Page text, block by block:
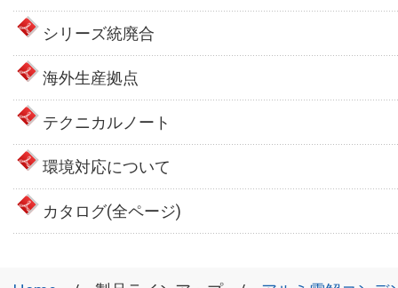
シリーズ統廃合
海外生産拠点
テクニカルノート
環境対応について
カタログ(全ページ)